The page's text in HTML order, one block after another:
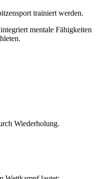
trainiert werden.
mentale Fähigkeiten
Wiederholung.